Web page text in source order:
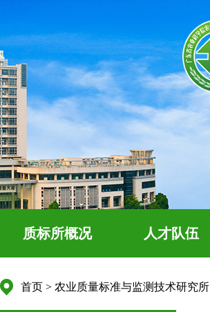
质标所概况 人才队伍
首页 > 农业质量标准与监测技术研究所